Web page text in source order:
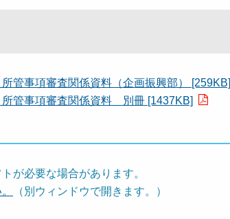
管事項審査関係資料（企画振興部） [259KB]
管事項審査関係資料 別冊 [1437KB]
が必要な場合があります。
（別ウィンドウで開きます。）